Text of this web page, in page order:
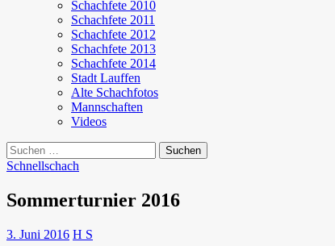
Schachfete 2010
Schachfete 2011
Schachfete 2012
Schachfete 2013
Schachfete 2014
Stadt Lauffen
Alte Schachfotos
Mannschaften
Videos
Suchen
nach:
Schnellschach
Sommerturnier 2016
3. Juni 2016 H S